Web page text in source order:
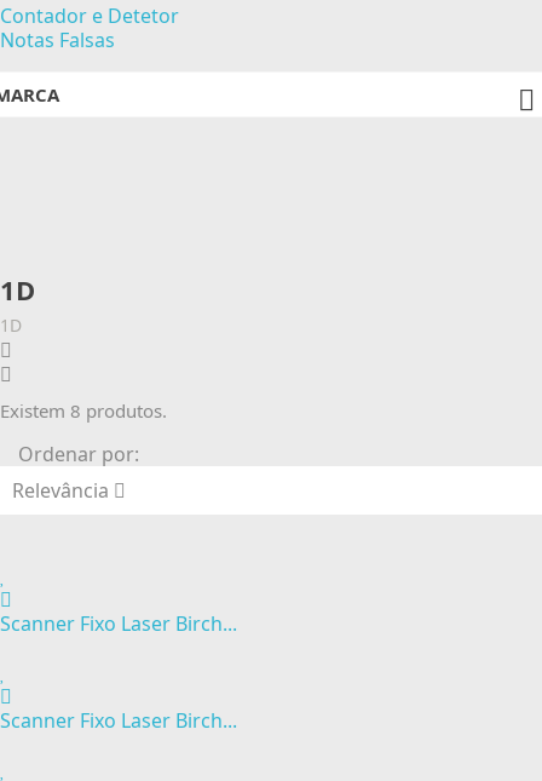
Contador e Detetor
Notas Falsas

1D
1D
Existem 8 produtos.
Ordenar por:
Relevância
Scanner Fixo Laser Birch...
Scanner Fixo Laser Birch...